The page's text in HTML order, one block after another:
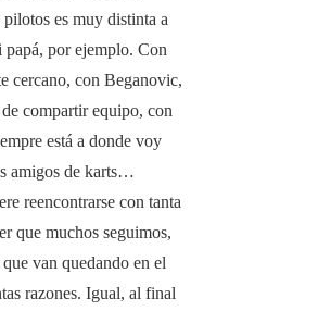
es muy distinta a
papá, por ejemplo. Con
cercano, con Beganovic,
compartir equipo, con
está a donde voy
amigos de karts…
reencontrarse con tanta
que muchos seguimos,
van quedando en el
razones. Igual, al final